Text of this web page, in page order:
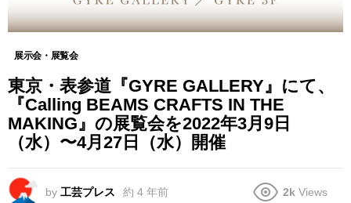
展示会・展覧会
東京・表参道『GYRE GALLERY』にて、
『Calling BEAMS CRAFTS IN THE
MAKING』の展覧会を2022年3月9日
（水）〜4月27日（水）開催
by 工芸プレス 約 4 年前 2k Views